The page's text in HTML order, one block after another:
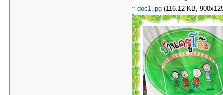
doc1.jpg (116.12 KB,